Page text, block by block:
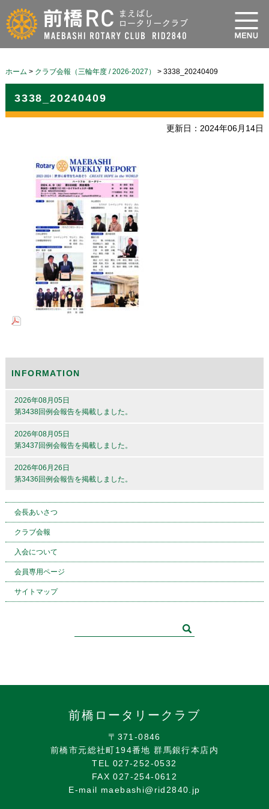
ホーム > クラブ会報（三輪年度 / 2026-2027） > 3338_20240409
3338_20240409
更新日：2024年06月14日
INFORMATION
2026年08月05日
第3438回例会報告を掲載しました。
2026年08月05日
第3437回例会報告を掲載しました。
2026年06月26日
第3436回例会報告を掲載しました。
会長あいさつ
クラブ会報
入会について
会員専用ページ
サイトマップ
前橋ロータリークラブ
〒371-0846
前橋市元総社町194番地 群馬銀行本店内
TEL 027-252-0532
FAX 027-254-0612
E-mail maebashi@rid2840.jp